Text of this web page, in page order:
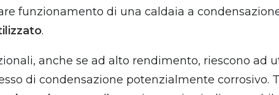
funzionamento di una caldaia a
.
anche se ad alto rendimento, riescono
di condensazione potenzialmente